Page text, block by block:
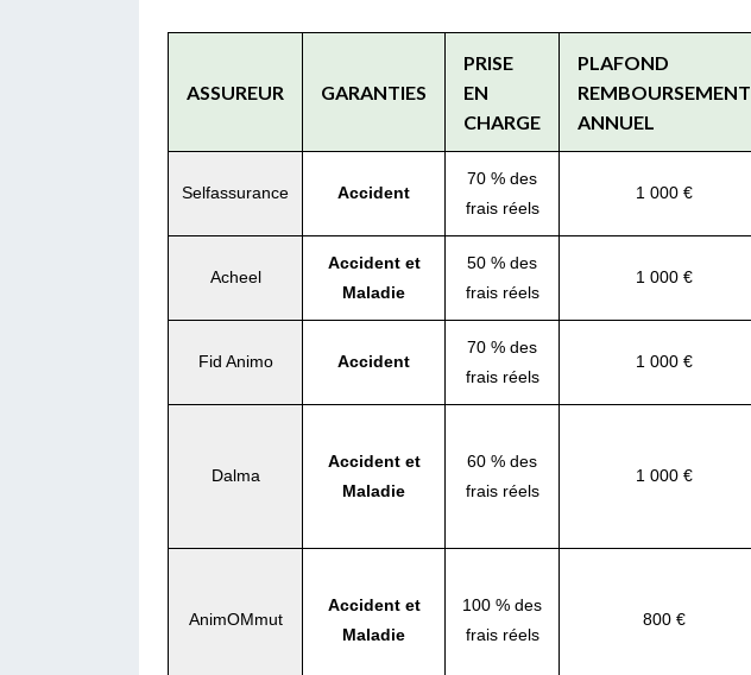
ASSUREUR GARANTIES
PRISE
EN
CHARGE
PLAFOND
REMBOURSEMENT
ANNUEL
Selfassurance Accident
70 % des
frais réels
1 000 €
Acheel
Accident et
Maladie
50 % des
frais réels
1 000 €
Fid Animo Accident
70 % des
frais réels
1 000 €
Dalma
Accident et
Maladie
60 % des
frais réels
1 000 €
AnimOMmut
Accident et
Maladie
100 % des
frais réels
800 €